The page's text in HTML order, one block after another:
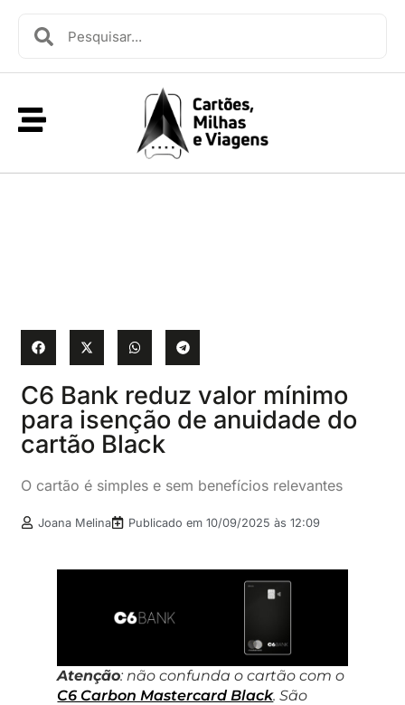
C6 Bank reduz valor mínimo
para isenção de anuidade do
cartão Black
O cartão é simples e sem benefícios relevantes
Joana Melina Publicado em10/09/2025 às 12:09
Atenção: não confunda o cartão com o
C6 Carbon Mastercard Black. São